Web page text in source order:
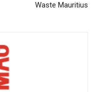
Waste Mauritius